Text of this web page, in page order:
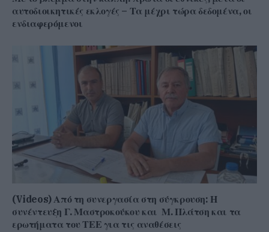
αυτοδιοικητικές εκλογές – Τα μέχρι τώρα δεδομένα, οι
ενδιαφερόμενοι
(Videos) Από τη συνεργασία στη σύγκρουση: Η
συνέντευξη Γ. Μαστροκούκου και Μ. Πλάτση και τα
ερωτήματα του ΤΕΕ για τις αναθέσεις